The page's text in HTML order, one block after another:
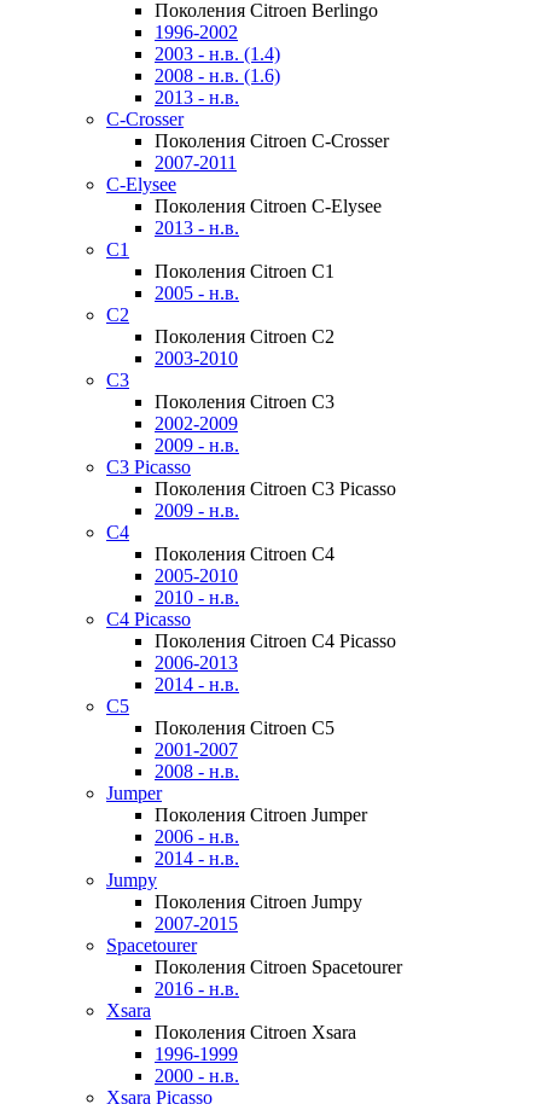
Поколения Citroen Berlingo
1996-2002
2003 - н.в. (1.4)
2008 - н.в. (1.6)
2013 - н.в.
C-Crosser
Поколения Citroen C-Crosser
2007-2011
C-Elysee
Поколения Citroen C-Elysee
2013 - н.в.
C1
Поколения Citroen C1
2005 - н.в.
C2
Поколения Citroen C2
2003-2010
C3
Поколения Citroen C3
2002-2009
2009 - н.в.
C3 Picasso
Поколения Citroen C3 Picasso
2009 - н.в.
C4
Поколения Citroen C4
2005-2010
2010 - н.в.
C4 Picasso
Поколения Citroen C4 Picasso
2006-2013
2014 - н.в.
C5
Поколения Citroen C5
2001-2007
2008 - н.в.
Jumper
Поколения Citroen Jumper
2006 - н.в.
2014 - н.в.
Jumpy
Поколения Citroen Jumpy
2007-2015
Spacetourer
Поколения Citroen Spacetourer
2016 - н.в.
Xsara
Поколения Citroen Xsara
1996-1999
2000 - н.в.
Xsara Picasso